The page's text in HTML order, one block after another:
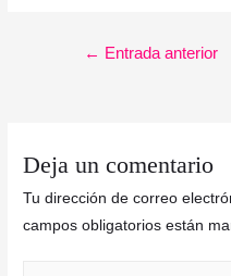
Navegación
← Entrada anterior
Deja un comentario
Tu dirección de correo
campos obligatorios están